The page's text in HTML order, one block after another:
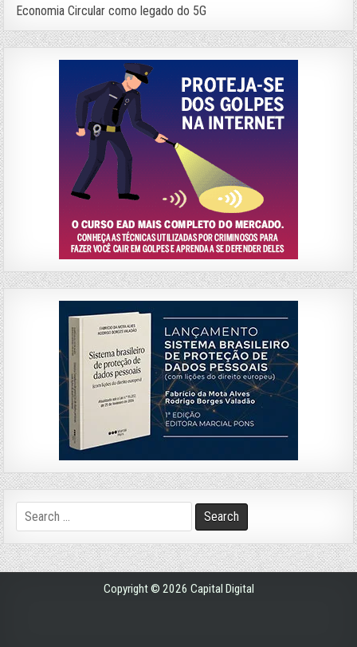
Economia Circular como legado do 5G
Search
for:
Copyright © 2026 Capital Digital